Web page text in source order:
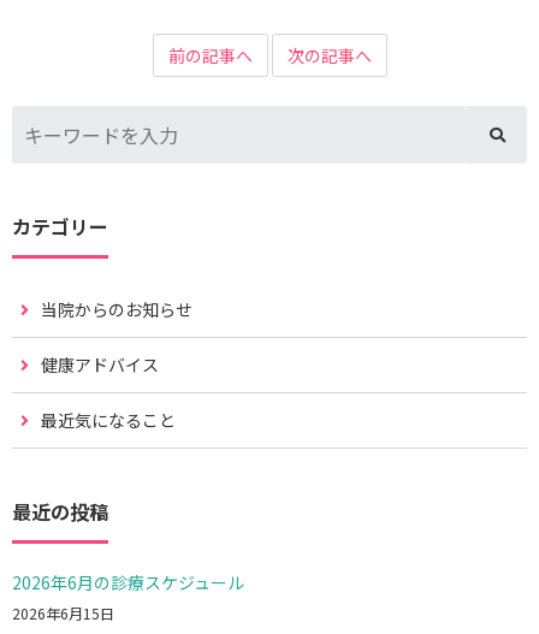
前の記事へ 次の記事へ
カテゴリー
当院からのお知らせ
健康アドバイス
最近気になること
最近の投稿
2026年6月の診療スケジュール
2026年6月15日